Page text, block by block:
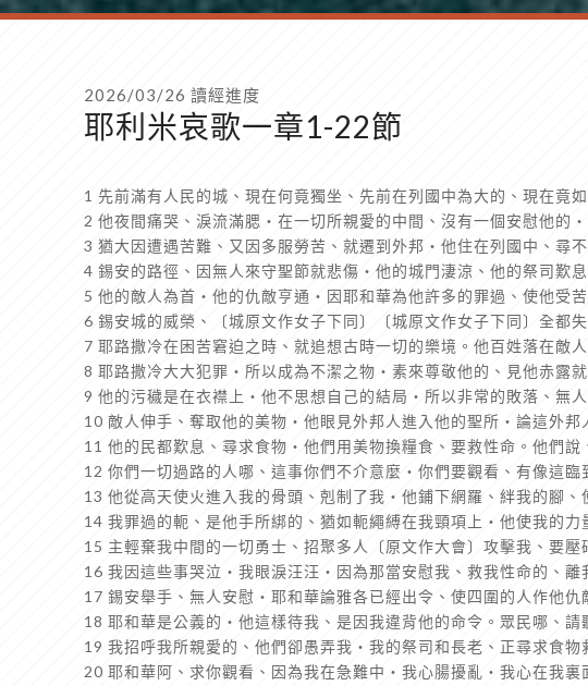
2026/03/26 讀經進度
耶利米哀歌一章1-22節
1 先前滿有人民的城、現在何竟獨坐、先前在列國中為大的、現在竟
2 他夜間痛哭、淚流滿腮‧在一切所親愛的中間、沒有一個安慰他的
3 猶大因遭遇苦難、又因多服勞苦、就遷到外邦‧他住在列國中、尋
4 錫安的路徑、因無人來守聖節就悲傷‧他的城門淒涼、他的祭司歎
5 他的敵人為首‧他的仇敵亨通‧因耶和華為他許多的罪過、使他受
6 錫安城的威榮、〔城原文作女子下同〕〔城原文作女子下同〕全都
7 耶路撒冷在困苦窘迫之時、就追想古時一切的樂境。他百姓落在敵
8 耶路撒冷大大犯罪‧所以成為不潔之物‧素來尊敬他的、見他赤露
9 他的污穢是在衣襟上‧他不思想自己的結局‧所以非常的敗落、無
10 敵人伸手、奪取他的美物‧他眼見外邦人進入他的聖所‧論這外邦
11 他的民都歎息、尋求食物‧他們用美物換糧食、要救性命。他們說
12 你們一切過路的人哪、這事你們不介意麼‧你們要觀看、有像這
13 他從高天使火進入我的骨頭、剋制了我‧他鋪下網羅、絆我的腳
14 我罪過的軛、是他手所綁的、猶如軛繩縛在我頸項上‧他使我的力
15 主輕棄我中間的一切勇士、招聚多人〔原文作大會〕攻擊我、要
16 我因這些事哭泣‧我眼淚汪汪‧因為那當安慰我、救我性命的、離
17 錫安舉手、無人安慰‧耶和華論雅各已經出令、使四圍的人作他
18 耶和華是公義的‧他這樣待我、是因我違背他的命令。眾民哪、請
19 我招呼我所親愛的、他們卻愚弄我‧我的祭司和長老、正尋求食物
20 耶和華阿、求你觀看、因為我在急難中‧我心腸擾亂‧我心在我